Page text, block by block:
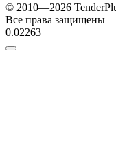
© 2010—2026
Все права защищены
0.02263